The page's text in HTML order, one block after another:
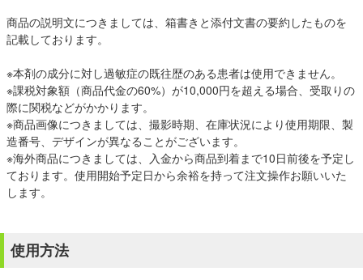
商品の説明文につきましては、箱書きと添付文書の要約したものを
記載しております。
※本剤の成分に対し過敏症の既往歴のある患者は使用できません。
※課税対象額（商品代金の60%）が10,000円を超える場合、受取りの
際に関税などがかかります。
※商品画像につきましては、撮影時期、在庫状況により使用期限、製
造番号、デザインが異なることがございます。
※海外商品につきましては、入金から商品到着まで10日前後を予定し
ております。使用開始予定日から余裕を持って注文操作お願いいた
します。
使用方法